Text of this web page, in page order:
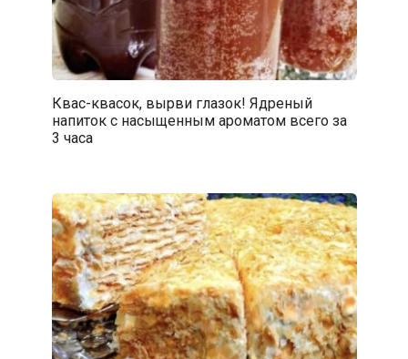
Квас-квасок, вырви глазок! Ядреный
напиток с насыщенным ароматом всего за
3 часа